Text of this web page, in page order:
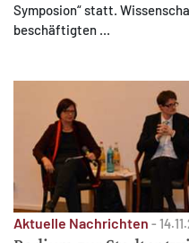
Symposion“ statt.
beschäftigten ...
Aktuelle Nachrichten -